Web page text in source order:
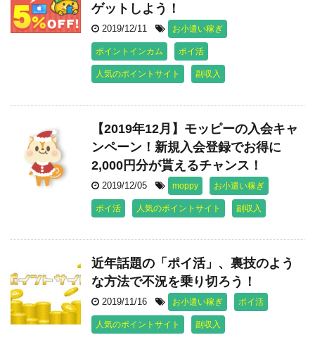
ゲットしよう！
2019/12/11 お小遣い稼ぎ
ポイントインカム ポイ活
人気のポイントサイト 副収入
【2019年12月】モッピーの入会キャ
ンペーン！新規入会登録でお得に
2,000円分が貰えるチャンス！
2019/12/05 moppy お小遣い稼ぎ
ポイ活 人気のポイントサイト 副収入
近年話題の「ポイ活」、裏技のよう
な方法で不況を乗り切ろう！
2019/11/16 お小遣い稼ぎ ポイ活
人気のポイントサイト 副収入